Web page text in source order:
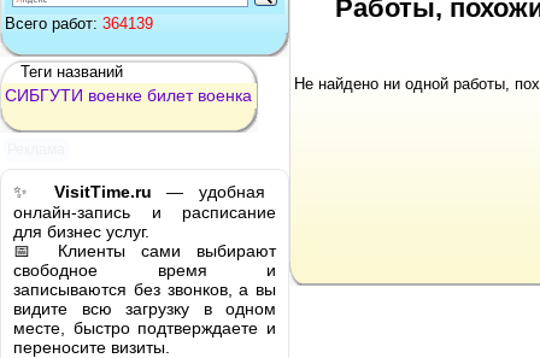
Всего работ: 364139
Теги названий
СИБГУТИ военке билет военка
✨ VisitTime.ru — удобная
онлайн-запись и расписание
для бизнес услуг.
📅 Клиенты сами выбирают
свободное время и
записываются без звонков, а вы
видите всю загрузку в одном
месте, быстро подтверждаете и
переносите визиты.
Работы,
Не найдено ни одной работы,